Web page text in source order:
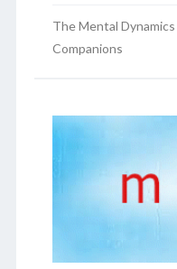
The Mental
Companions